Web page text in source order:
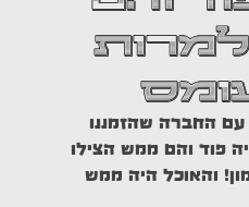
מאוד
שאלך על זה.
בכל מילה ויותר!